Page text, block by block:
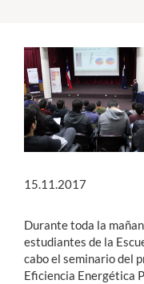
15.11.2017
Durante toda la
estudiantes de la
cabo el seminario del
Eficiencia Energética